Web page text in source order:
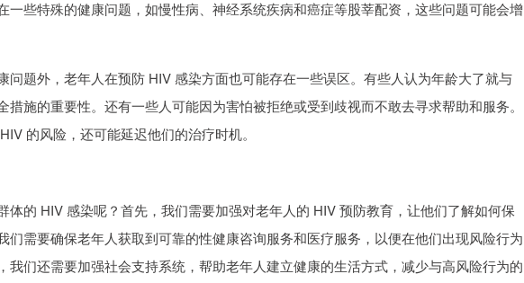
一些特殊的健康问题，如慢性病、神经系统疾病和癌症等股莘配资，这些问题可能会增
问题外，老年人在预防 HIV 感染方面也可能存在一些误区。有些人认为年龄大了就与
施的重要性。还有一些人可能因为害怕被拒绝或受到歧视而不敢去寻求帮助和服务。
的风险，还可能延迟他们的治疗时机。
体的 HIV 感染呢？首先，我们需要加强对老年人的 HIV 预防教育，让他们了解如何保
们需要确保老年人获取到可靠的性健康咨询服务和医疗服务，以便在他们出现风险行为
我们还需要加强社会支持系统，帮助老年人建立健康的生活方式，减少与高风险行为的